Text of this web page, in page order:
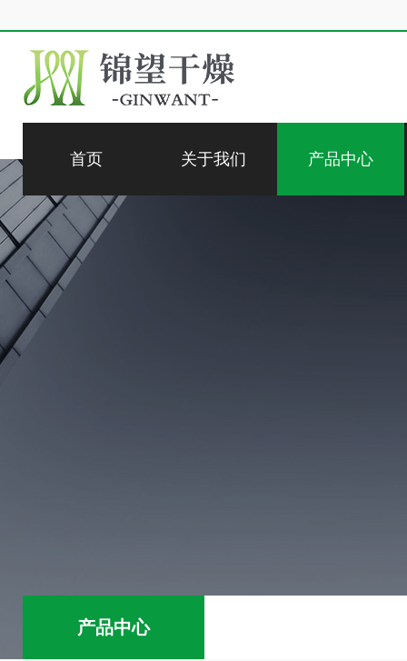
首页 关于我们 产品中心
产品中心